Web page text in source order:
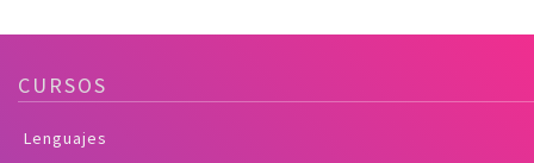
CURSOS
Lenguajes